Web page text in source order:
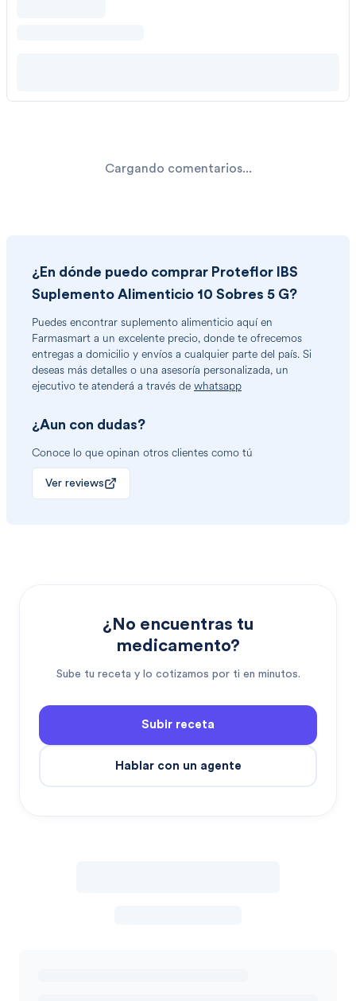
Cargando comentarios...
¿En dónde puedo comprar Proteflor IBS
Suplemento Alimenticio 10 Sobres 5 G?
Puedes encontrar suplemento alimenticio aquí en
Farmasmart a un excelente precio, donde te ofrecemos
entregas a domicilio y envíos a cualquier parte del país. Si
deseas más detalles o una asesoría personalizada, un
ejecutivo te atenderá a través de whatsapp
¿Aun con dudas?
Conoce lo que opinan otros clientes como tú
Ver reviews
¿No encuentras tu
medicamento?
Sube tu receta y lo cotizamos por ti en minutos.
Subir receta
Hablar con un agente